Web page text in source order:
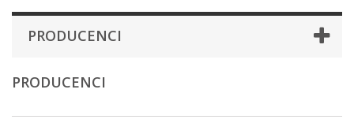
PRODUCENCI
PRODUCENCI